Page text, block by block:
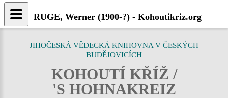
JIHOČESKÁ VĚDECKÁ KNIHOVNA V ČESKÝCH
BUDĚJOVICÍCH
KOHOUTÍ KŘÍŽ /
'S HOHNAKREIZ
RUGE, Werner (1900-?) - Kohoutikriz.org